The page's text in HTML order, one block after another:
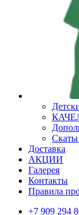
Скаты
Доставка
АКЦИИ
Галерея
Контакты
Правила
+7 909 294